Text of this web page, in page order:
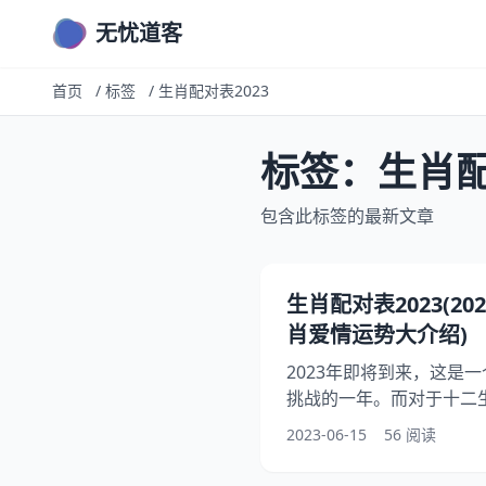
无忧道客
首页 / 标签 / 生肖配对表2023
标签：生肖
包含此标签的最新文章
生肖配对表
肖爱情运势大介绍)
2023年即将到来，这是
挑战的一年。而对于十二
份，因为它将会影响到他
介绍2023年的生肖配对
2023-06-15 56 阅读